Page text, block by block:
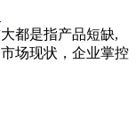
都是指产品短缺,
场现状，企业掌控